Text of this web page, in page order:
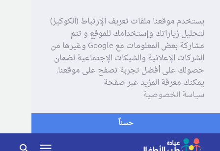
يستخدم موقعنا ملفات تعريف الإرتباط (الكوكيز)
لتحليل زياراتك وإستخدامك للموقع و تتم
مشاركة بعض المعلومات مع Google وغيرها من
الشركات الإعلانية والشبكات الإجتماعية لضمان
حصولك على أفضل تجربة تصفح على موقعنا,
يمكنك معرفة المزيد عبر صفحة
سياسة الخصوصية
حسناً